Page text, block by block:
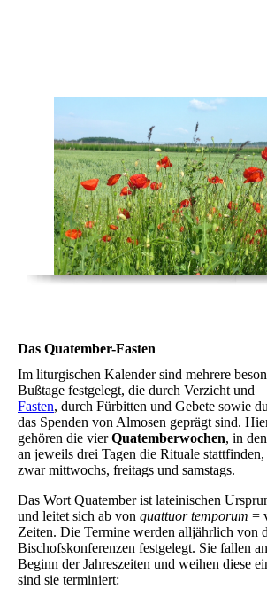
Jahraus – Jahrein
Das Quatember-Fasten
Im liturgischen Kalender sind mehrere
Bußtage festgelegt, die durch Verzicht und
Fasten, durch Fürbitten und Gebete sowie
das Spenden von Almosen geprägt sind.
gehören die vierQuatemberwochen, in
an jeweils drei Tagen die Rituale stattfinden,
zwar mittwochs, freitags und samstags.
Das Wort Quatember ist lateinischen
und leitet sich ab von quattuor temporum =
Zeiten. Die Termine werden alljährlich von
Bischofskonferenzen festgelegt. Sie fallen
Beginn der Jahreszeiten und weihen diese
sind sie terminiert: